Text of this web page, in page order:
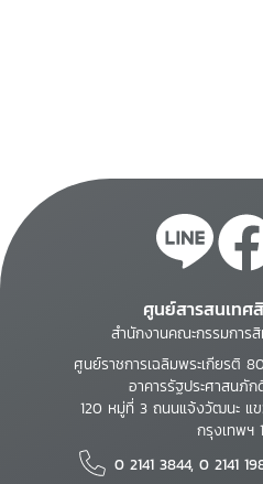
ศูนย์สารสนเท
สำนักงานคณะกรรมการ
ศูนย์ราชการเฉลิมพระเกียรติ
อาคารรัฐประศาสนภั
120 หมู่ที่ 3 ถนนแจ้งวัฒนะ แ
กรุงเทพฯ
0 2141 3844, 0 2141